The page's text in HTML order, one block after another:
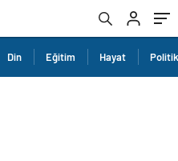
Din Eğitim Hayat